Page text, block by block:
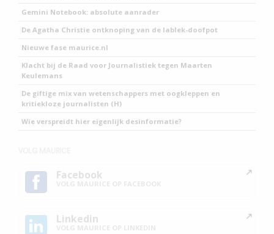
Gemini Notebook: absolute aanrader
De Agatha Christie ontknoping van de lablek-doofpot
Nieuwe fase maurice.nl
Klacht bij de Raad voor Journalistiek tegen Maarten
Keulemans
De giftige mix van wetenschappers met oogkleppen en
kritiekloze journalisten (H)
Wie verspreidt hier eigenlijk desinformatie?
Facebook
Linkedin